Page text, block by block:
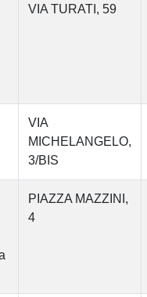
VIA TURATI, 59
VIA
MICHELANGELO,
3/BIS
PIAZZA MAZZINI,
4